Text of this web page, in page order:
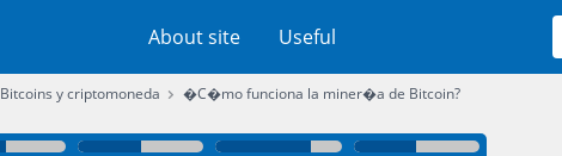
About site Useful
Bitcoins y criptomoneda �C�mo funciona la miner�a de Bitcoin?